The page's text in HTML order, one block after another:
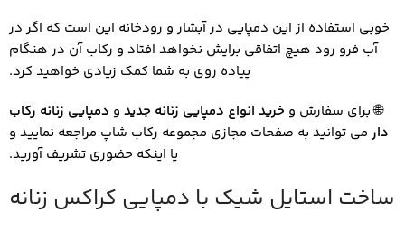
خوبی استفاده از این دمپایی در آبشار و رودخانه این است که اگر در
آب فرو رود هیچ اتفاقی برایش نخواهد افتاد و رکاب آن در هنگام
پیاده روی به شما کمک زیادی خواهید کرد.
🌐برای سفارش و خرید انواع دمپایی زنانه جدید و دمپایی زنانه رکاب
دار می توانید به صفحات مجازی مجموعه رکاب شاپ مراجعه نمایید و
یا اینکه حضوری تشریف آورید.
ساخت استایل شیک با دمپایی کراکس زنانه